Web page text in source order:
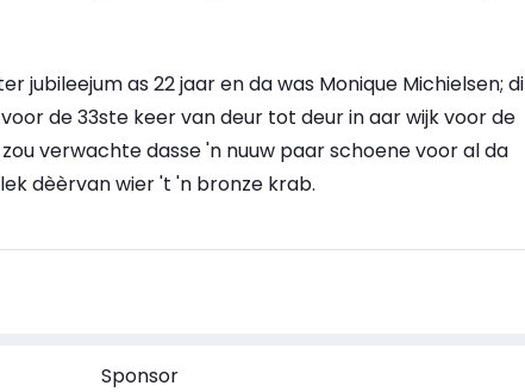
jubileejum as 22 jaar en da was Monique Michielsen; di
de 33ste keer van deur tot deur in aar wijk voor de
verwachte dasse 'n nuuw paar schoene voor al da
dèèrvan wier 't 'n bronze krab.
Sponsor